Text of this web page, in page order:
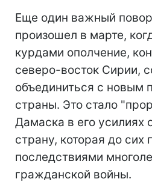
Еще один важный
произошел в марте,
курдами ополчение,
северо-восток Сирии,
объединиться с новым
страны. Это стало
Дамаска в его усилиях
страну, которая до сих
последствиями
гражданской войны.